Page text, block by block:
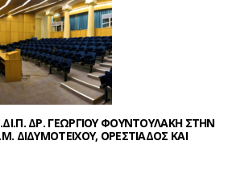
ΔΡ. ΓΕΩΡΓΙΟΥ ΦΟΥΝΤΟΥΛΑΚΗ ΣΤΗΝ
ΔΙΔΥΜΟΤΕΙΧΟΥ, ΟΡΕΣΤΙΑΔΟΣ ΚΑΙ